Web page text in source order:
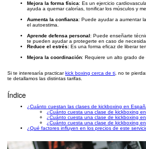
Mejora la forma física: Es un ejercicio
ayuda a quemar calorías, tonificar los músculos y
Aumenta la confianza: Puede ayudar a aumentar
el autoestima.
Aprende defensa personal: Puede enseñarte
te pueden ayudar a protegerte en caso de
Reduce el estrés: Es una forma eficaz de liberar
Mejora la coordinación: Requiere un alto grado de
Si te interesaría practicarkick boxing cerca de ti , no te
te detallamos las distintas tarifas.
Índice
¿Cuánto cuestan las clases de kickboxing en
¿Cuánto cuesta una clase de kickboxing
¿Cuánto cuesta una clase de kickboxing
¿Cuánto cuesta una clase de kickboxing
¿Qué factores influyen en los precios de este